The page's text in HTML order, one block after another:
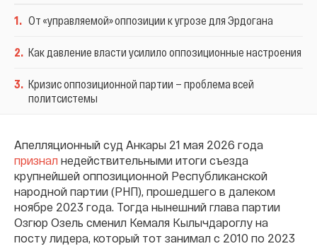
1. От «управляемой» оппозиции к угрозе для Эрдогана
2. Как давление власти усилило оппозиционные настроения
3. Кризис оппозиционной партии — проблема всей
политсистемы
Апелляционный суд Анкары 21 мая 2026 года
признал недействительными итоги съезда
крупнейшей оппозиционной Республиканской
народной партии (РНП), прошедшего в далеком
ноябре 2023 года. Тогда нынешний глава партии
Озгюр Озель сменил Кемаля Кылычдароглу на
посту лидера, который тот занимал с 2010 по 2023